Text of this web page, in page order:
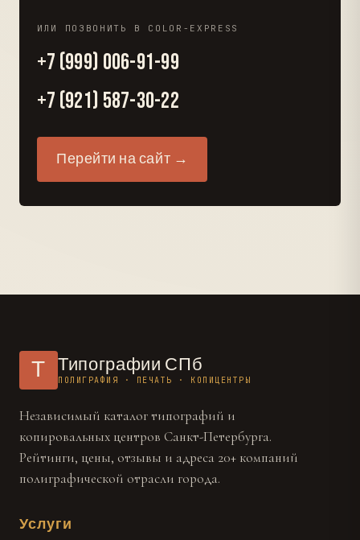
ИЛИ ПОЗВОНИТЬ В COLOR-EXPRESS
+7 (999) 006-91-99
+7 (921) 587-30-22
Перейти на сайт →
Т Типографии СПб
ПОЛИГРАФИЯ · ПЕЧАТЬ · КОПИЦЕНТРЫ
Независимый каталог типографий и
копировальных центров Санкт-Петербурга.
Рейтинги, цены, отзывы и адреса 20+ компаний
полиграфической отрасли города.
Услуги